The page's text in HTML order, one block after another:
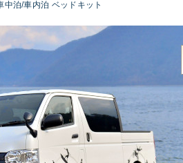
泊/車内泊 ベッドキット